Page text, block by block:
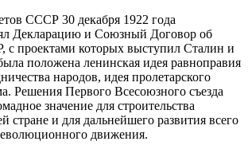
СССР 30 декабря 1922 года
Декларацию и Союзный Договор об
с проектами которых выступил Сталин и
положена ленинская идея равноправия
народов, идея пролетарского
Решения Первого Всесоюзного съезда
значение для строительства
стране и для дальнейшего развития всего
движения.